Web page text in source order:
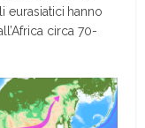
eurasiatici hanno
circa 70-